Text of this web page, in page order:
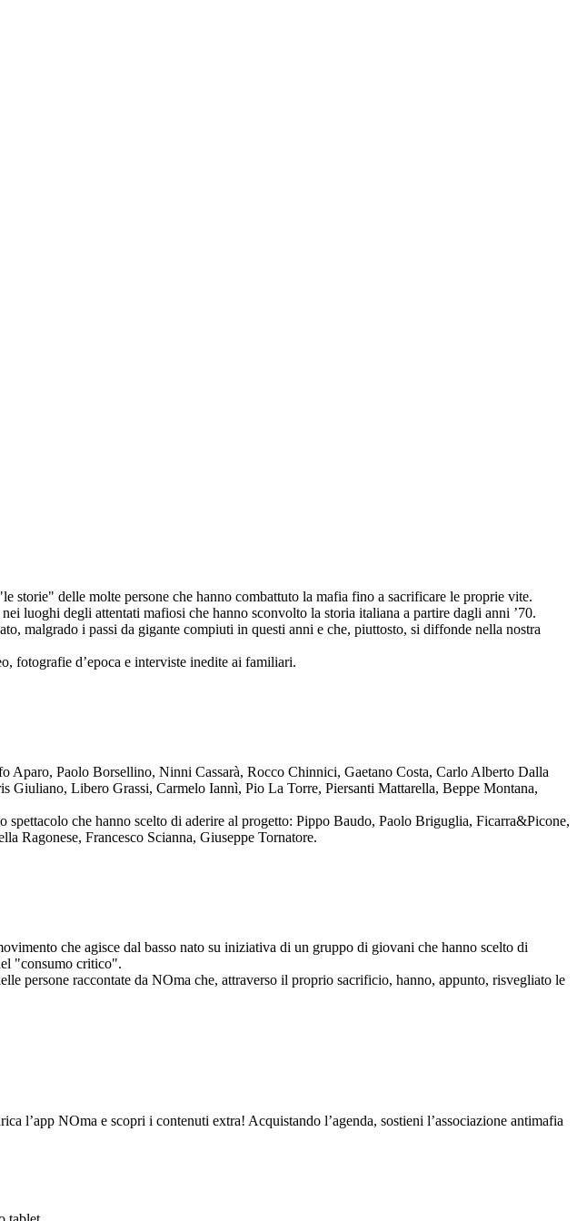
storie" delle molte persone che hanno combattuto la mafia fino a sacrificare le proprie vite.
luoghi degli attentati mafiosi che hanno sconvolto la storia italiana a partire dagli anni ’70.
malgrado i passi da gigante compiuti in questi anni e che, piuttosto, si diffonde nella nostra
fotografie d’epoca e interviste inedite ai familiari.
Aparo, Paolo Borsellino, Ninni Cassarà, Rocco Chinnici, Gaetano Costa, Carlo Alberto Dalla
Libero Grassi, Carmelo Iannì, Pio La Torre, Piersanti Mattarella, Beppe Montana,
che hanno scelto di aderire al progetto: Pippo Baudo, Paolo Briguglia, Ficarra&Picone,
Ragonese, Francesco Scianna, Giuseppe Tornatore.
che agisce dal basso nato su iniziativa di un gruppo di giovani che hanno scelto di
"consumo critico".
persone raccontate da NOma che, attraverso il proprio sacrificio, hanno, appunto, risvegliato le
l’app NOma e scopri i contenuti extra! Acquistando l’agenda, sostieni l’associazione antimafia